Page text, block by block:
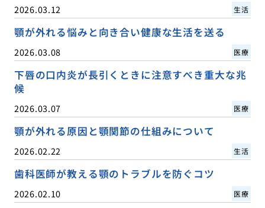
2026.03.12 生活
顎が外れる悩みと向き合い健康な生活を送る
2026.03.08 医療
下唇の口内炎が長引くときに注意すべき重大な兆
候
2026.03.07 医療
顎が外れる原因と顎関節の仕組みについて
2026.02.22 生活
歯科医師が教える顎のトラブルを防ぐコツ
2026.02.10 医療